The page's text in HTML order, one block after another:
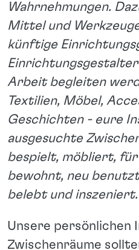
Wahrnehmungen.
Mittel und
künftige
Arbeit begleiten
Textilien, Möbel,
Geschichten - eure
ausgesuchte
bespielt, möbliert,
bewohnt, neu
belebt und
Unsere persönlichen
Zwischenräume